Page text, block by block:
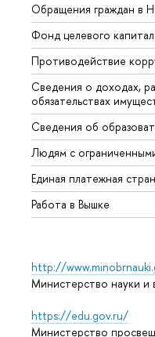
Обращения граждан в
Фонд целевого
Противодействие
Сведения о доходах,
обязательствах
Сведения об
Людям с
Единая платежная
Работа в Вышке
http://
Министерство науки и
https://edu.gov.ru/
Министерство